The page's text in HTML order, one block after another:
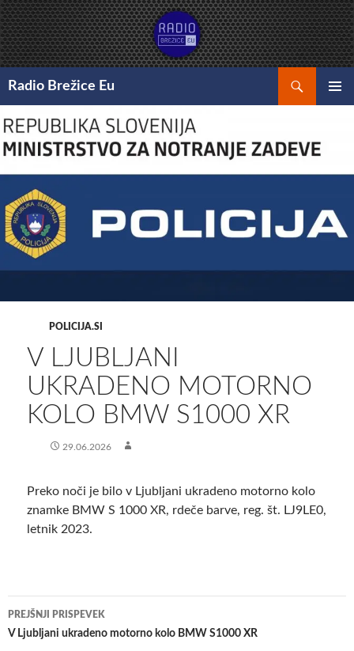
Preskoči
na
vsebino
Radio Brežice Eu
POLICIJA.SI
V LJUBLJANI
UKRADENO MOTORNO
KOLO BMW S1000 XR
29.06.2026
Preko noči je bilo v Ljubljani ukradeno motorno kolo
znamke BMW S 1000 XR, rdeče barve, reg. št. LJ9LE0,
letnik 2023.
Krmarjenje
po
PREJŠNJI PRISPEVEK
V Ljubljani ukradeno motorno kolo BMW S1000 XR